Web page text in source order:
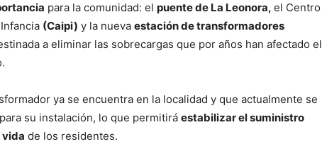
para la comunidad: el puente de La Leonora, el Centro
(Caipi) y la nueva estación de transformadores
a eliminar las sobrecargas que por años han afectado el
ya se encuentra en la localidad y que actualmente se
su instalación, lo que permitirá estabilizar el suministro
de los residentes.